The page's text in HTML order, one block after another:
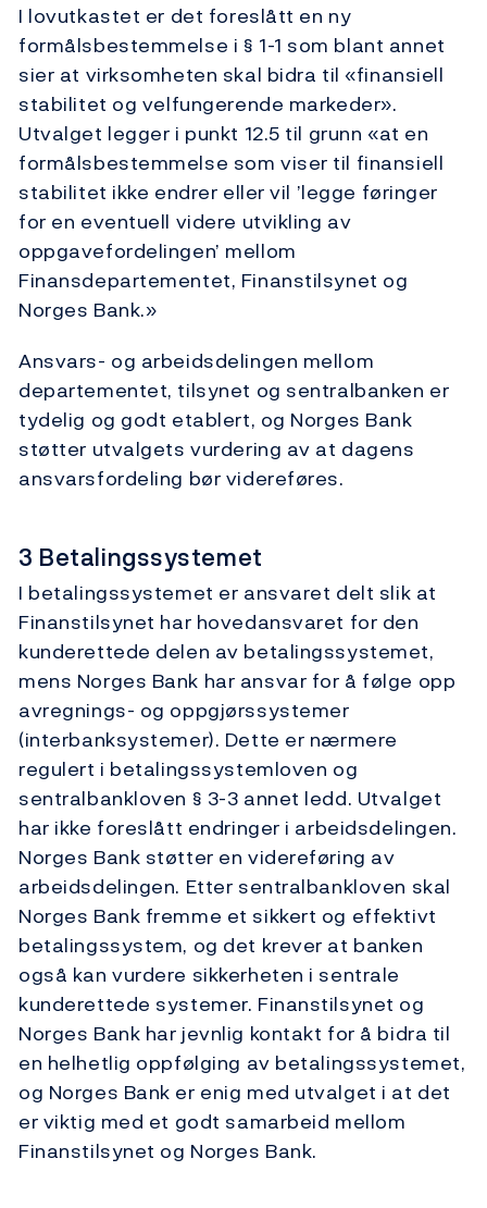
I lovutkastet er det foreslått en ny
formålsbestemmelse i § 1-1 som blant annet
sier at virksomheten skal bidra til «finansiell
stabilitet og velfungerende markeder».
Utvalget legger i punkt 12.5 til grunn «at en
formålsbestemmelse som viser til finansiell
stabilitet ikke endrer eller vil ’legge føringer
for en eventuell videre utvikling av
oppgavefordelingen’ mellom
Finansdepartementet, Finanstilsynet og
Norges Bank.»
Ansvars- og arbeidsdelingen mellom
departementet, tilsynet og sentralbanken er
tydelig og godt etablert, og Norges Bank
støtter utvalgets vurdering av at dagens
ansvarsfordeling bør videreføres.
3 Betalingssystemet
I betalingssystemet er ansvaret delt slik at
Finanstilsynet har hovedansvaret for den
kunderettede delen av betalingssystemet,
mens Norges Bank har ansvar for å følge opp
avregnings- og oppgjørssystemer
(interbanksystemer). Dette er nærmere
regulert i betalingssystemloven og
sentralbankloven § 3-3 annet ledd. Utvalget
har ikke foreslått endringer i arbeidsdelingen.
Norges Bank støtter en videreføring av
arbeidsdelingen. Etter sentralbankloven skal
Norges Bank fremme et sikkert og effektivt
betalingssystem, og det krever at banken
også kan vurdere sikkerheten i sentrale
kunderettede systemer. Finanstilsynet og
Norges Bank har jevnlig kontakt for å bidra til
en helhetlig oppfølging av betalingssystemet,
og Norges Bank er enig med utvalget i at det
er viktig med et godt samarbeid mellom
Finanstilsynet og Norges Bank.